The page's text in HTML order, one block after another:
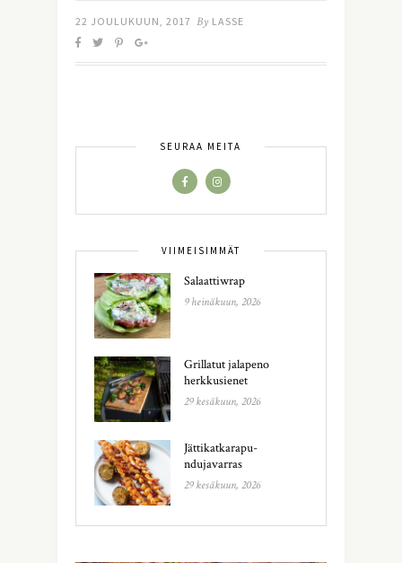
22 JOULUKUUN, 2017 By LASSE
SEURAA MEITÄ
VIIMEISIMMÄT
Salaattiwrap
9 heinäkuun, 2026
Grillatut jalapeno
herkkusienet
29 kesäkuun, 2026
Jättikatkarapu-
ndujavarras
29 kesäkuun, 2026